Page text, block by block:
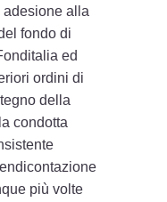
adesione alla
fondo di
ed
ordini di
della
condotta
più volte